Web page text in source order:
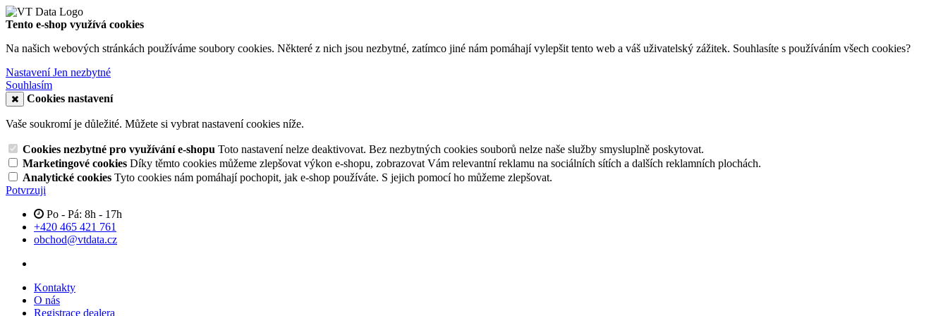
Tento e-shop využívá cookies
Na našich webových stránkách používáme soubory cookies. Některé z nich jsou nezbytné, zatímco jiné nám pomáhají vylepšit tento web a váš uživatelský zážitek. Souhlasíte s používáním všech cookies?
NastaveníJen nezbytné
Souhlasím
Cookies nastavení
Vaše soukromí je důležité. Můžete si vybrat nastavení cookies níže.
Cookies nezbytné pro využívání e-shopu Toto nastavení nelze deaktivovat. Bez nezbytných cookies souborů nelze naše služby smysluplně poskytovat.
Marketingové cookies Díky těmto cookies můžeme zlepšovat výkon e-shopu, zobrazovat Vám relevantní reklamu na sociálních sítích a dalších reklamních plochách.
Analytické cookies Tyto cookies nám pomáhají pochopit, jak e-shop používáte. S jejich pomocí ho můžeme zlepšovat.
Potvrzuji
Po - Pá: 8h - 17h
+420 465 421 761
obchod@vtdata.cz
Kontakty
O nás
Registrace dealera